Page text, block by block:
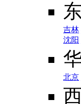
吉林
沈阳
北京